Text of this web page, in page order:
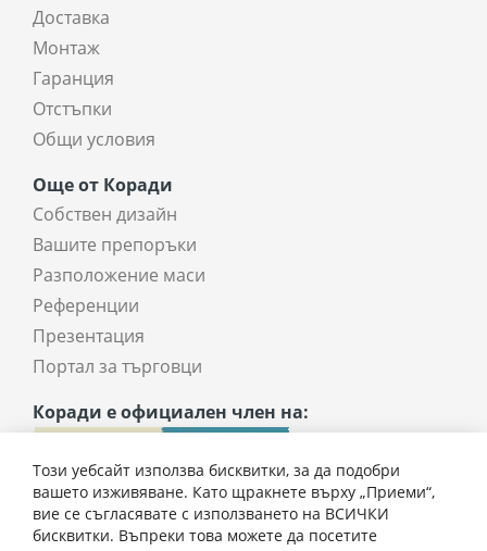
Доставка
Монтаж
Гаранция
Отстъпки
Общи условия
Още от Коради
Собствен дизайн
Вашите препоръки
Разположение маси
Референции
Презентация
Портал за търговци
Коради е официален член на:
Този уебсайт използва бисквитки, за да подобри
вашето изживяване. Като щракнете върху „Приеми“,
вие се съгласявате с използването на ВСИЧКИ
бисквитки. Въпреки това можете да посетите